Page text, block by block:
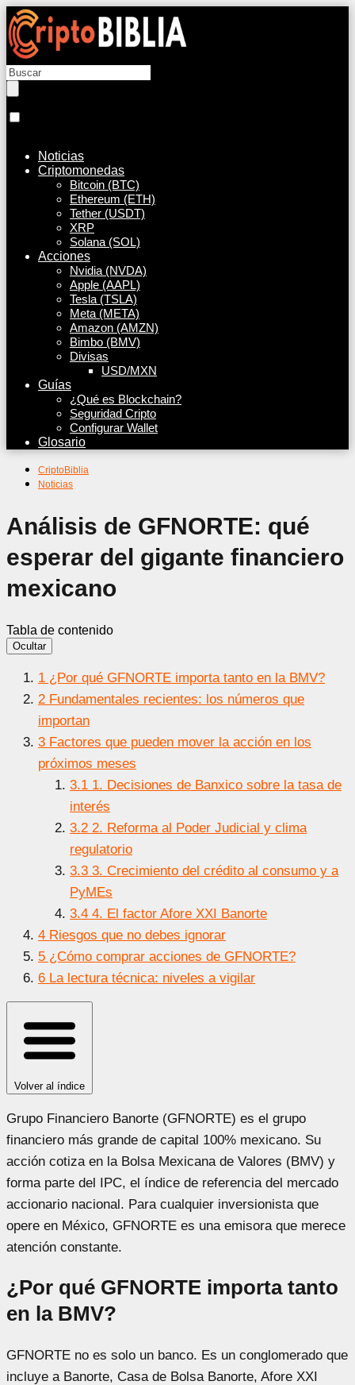
Noticias
Criptomonedas
Bitcoin (BTC)
Ethereum (ETH)
Tether (USDT)
XRP
Solana (SOL)
Acciones
Nvidia (NVDA)
Apple (AAPL)
Tesla (TSLA)
Meta (META)
Amazon (AMZN)
Bimbo (BMV)
Divisas
USD/MXN
Guías
¿Qué es Blockchain?
Seguridad Cripto
Configurar Wallet
Glosario
CriptoBiblia
Noticias
Análisis de GFNORTE: qué
esperar del gigante financiero
mexicano
Tabla de contenido
Ocultar
1 ¿Por qué GFNORTE importa tanto en la BMV?
2 Fundamentales recientes: los números que
importan
3 Factores que pueden mover la acción en los
próximos meses
3.1 1. Decisiones de Banxico sobre la tasa de
interés
3.2 2. Reforma al Poder Judicial y clima
regulatorio
3.3 3. Crecimiento del crédito al consumo y a
PyMEs
3.4 4. El factor Afore XXI Banorte
4 Riesgos que no debes ignorar
5 ¿Cómo comprar acciones de GFNORTE?
6 La lectura técnica: niveles a vigilar
Volver al índice
Grupo Financiero Banorte (GFNORTE) es el grupo
financiero más grande de capital 100% mexicano. Su
acción cotiza en la Bolsa Mexicana de Valores (BMV) y
forma parte del IPC, el índice de referencia del mercado
accionario nacional. Para cualquier inversionista que
opere en México, GFNORTE es una emisora que merece
atención constante.
¿Por qué GFNORTE importa tanto
en la BMV?
GFNORTE no es solo un banco. Es un conglomerado que
incluye a Banorte, Casa de Bolsa Banorte, Afore XXI